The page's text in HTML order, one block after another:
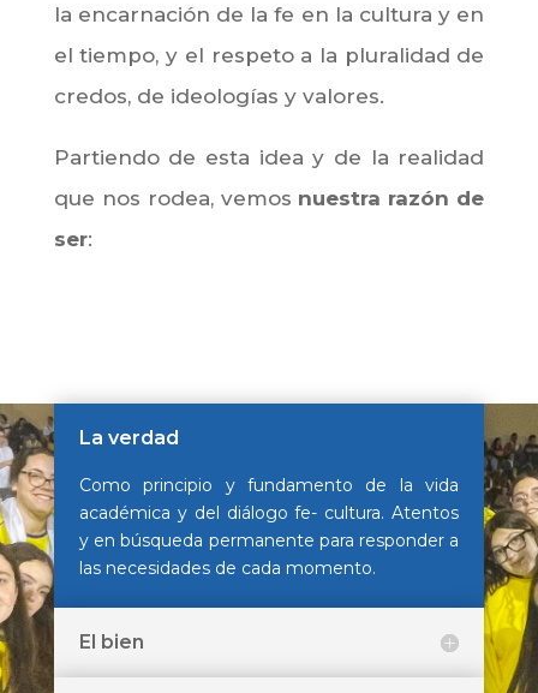
la encarnación de la fe en la cultura y en
el tiempo, y el respeto a la pluralidad de
credos, de ideologías y valores.
Partiendo de esta idea y de la realidad
que nos rodea, vemos nuestra razón de
ser:
La verdad
Como principio y fundamento de la vida
académica y del diálogo fe- cultura. Atentos
y en búsqueda permanente para responder a
las necesidades de cada momento.
El bien